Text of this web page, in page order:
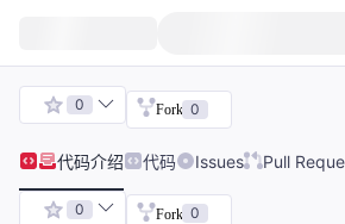
0 Fork 0
代码介绍 代码 Issues Pull
0 Fork 0